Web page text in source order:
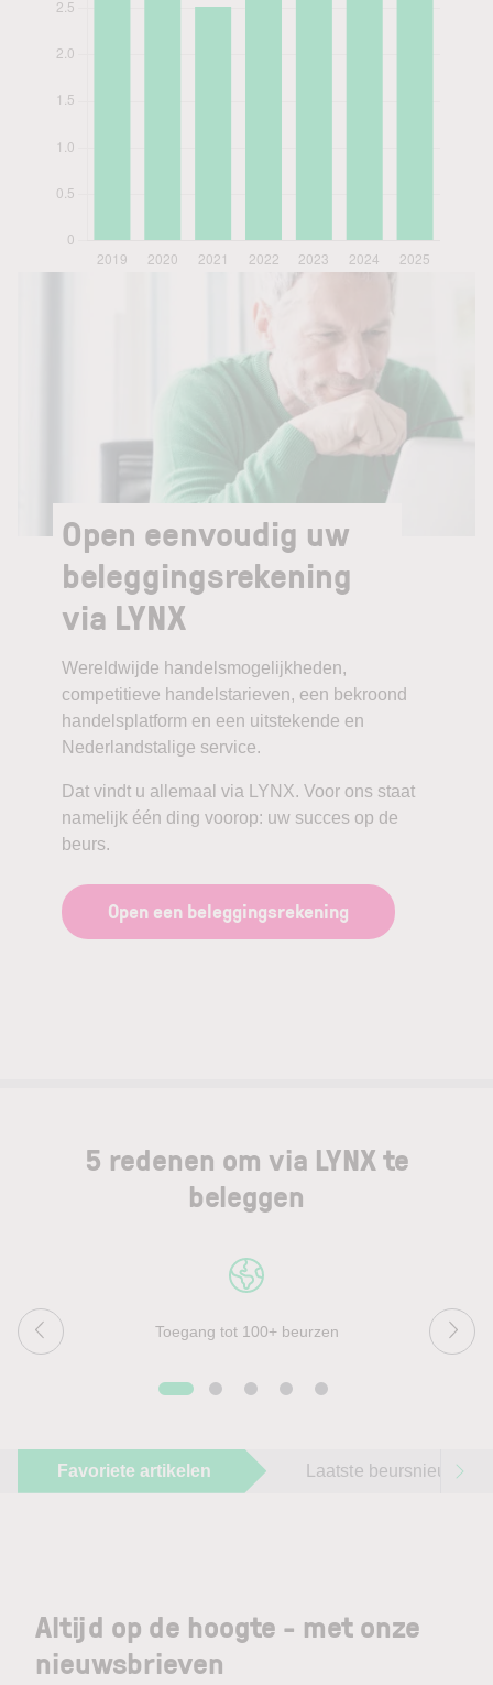
Open eenvoudig uw
beleggingsrekening
via LYNX
Wereldwijde handelsmogelijkheden,
competitieve handelstarieven, een bekroond
handelsplatform en een uitstekende en
Nederlandstalige service.
Dat vindt u allemaal via LYNX. Voor ons staat
namelijk één ding voorop: uw succes op de
beurs.
Open een beleggingsrekening
5 redenen om via LYNX te
beleggen
Toegang tot 100+ beurzen
Favoriete artikelen Laatste beursnieuws
Altijd op de hoogte - met onze
nieuwsbrieven